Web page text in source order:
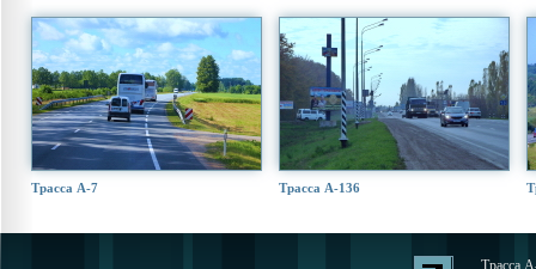
Трасса А-7 Трасса А-136
Трасса